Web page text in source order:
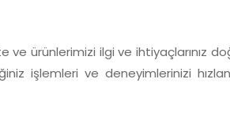
ve ürünlerimizi ilgi ve
işlemleri ve deneyimlerinizi